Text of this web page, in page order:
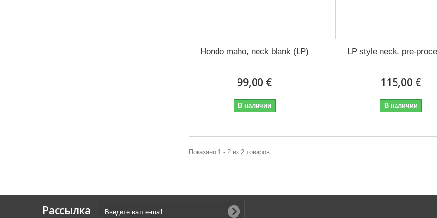
Hondo maho, neck blank (LP)
99,00 €
В наличии
LP style neck, pre-
115,00 €
В наличии
Показано 1 - 2 из 2 товаров
Рассылка